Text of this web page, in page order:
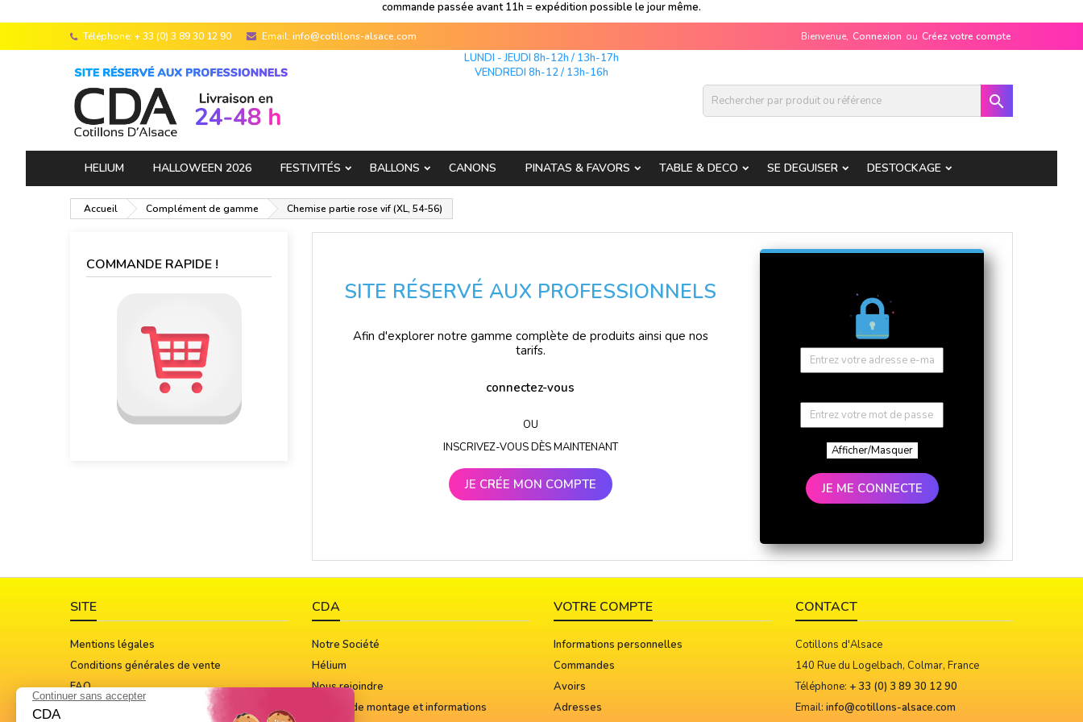
commande passée avant 11h = expédition possible le jour même.
Téléphone: + 33 (0) 3 89 30 12 90 Email: info@cotillons-alsace.com Bienvenue, Connexion ou Créez votre compte

LUNDI - JEUDI 8h-12h / 13h-17h
VENDREDI 8h-12 / 13h-16h
HELIUM HALLOWEEN 2026 FESTIVITÉS BALLONS CANONS PINATAS & FAVORS TABLE & DECO SE DEGUISER DESTOCKAGE
Accueil Complément de gamme Chemise partie rose vif (XL, 54-56)
COMMANDE RAPIDE !
SITE RÉSERVÉ AUX PROFESSIONNELS
Afin d'explorer notre gamme complète de produits ainsi que nos
tarifs.
connectez-vous
OU
INSCRIVEZ-VOUS DÈS MAINTENANT
JE CRÉE MON COMPTE
Afficher/Masquer
JE ME CONNECTE
SITE
Mentions légales
Conditions générales de vente
FAQ
CDA
Notre Société
Hélium
Nous rejoindre
Notices de montage et informations
VOTRE COMPTE
Informations personnelles
Commandes
Avoirs
Adresses
CONTACT
Cotillons d'Alsace
140 Rue du Logelbach, Colmar, France
Téléphone: + 33 (0) 3 89 30 12 90
Email: info@cotillons-alsace.com